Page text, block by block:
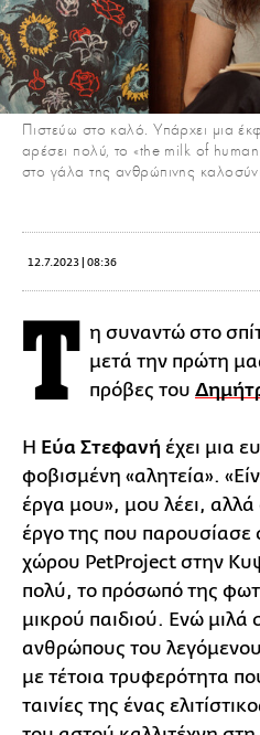
Πιστεύω στο καλό. Υπάρχει μια
αρέσει πολύ, το «the milk of
στο γάλα της ανθρώπινης
12.7.2023 | 08:36
Τ η συναντώ στο
μετά την πρώτη
πρόβες του
Η Εύα Στεφανή έχει μια
φοβισμένη «αλητεία».
έργα μου», μου λέει, αλλά
έργο της που παρουσίασε
χώρου PetProject στην
πολύ, το πρόσωπό της
μικρού παιδιού. Ενώ μιλά
ανθρώπους του
με τέτοια τρυφερότητα
ταινίες της ένας